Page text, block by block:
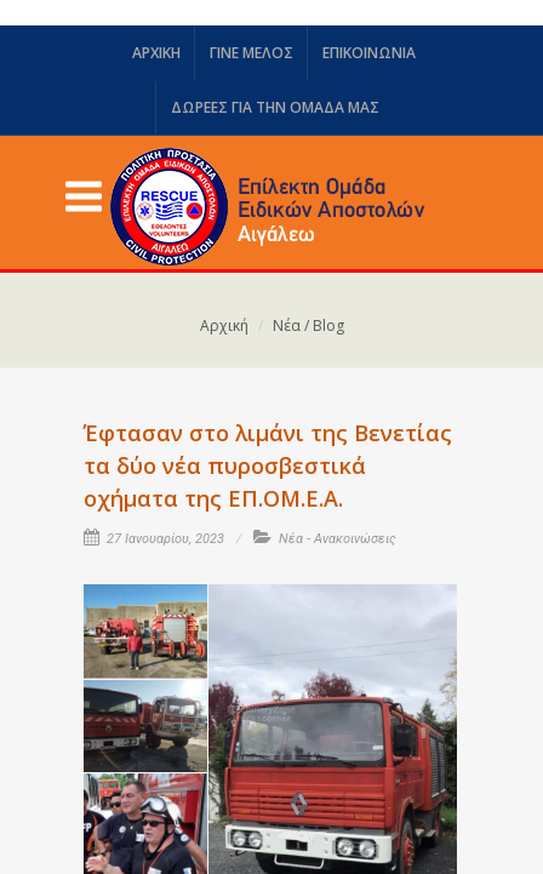
ΑΡΧΙΚΗ ΓΙΝΕ ΜΕΛΟΣ ΕΠΙΚΟΙΝΩΝΙΑ
ΔΩΡΕΈΣ ΓΙΑ ΤΗΝ ΟΜΆΔΑ ΜΑΣ
Αρχική Νέα / Blog
Έφτασαν στο λιμάνι της Βενετίας
τα δύο νέα πυροσβεστικά
οχήματα της ΕΠ.ΟΜ.Ε.Α.
27 Ιανουαρίου, 2023 Νέα - Ανακοινώσεις